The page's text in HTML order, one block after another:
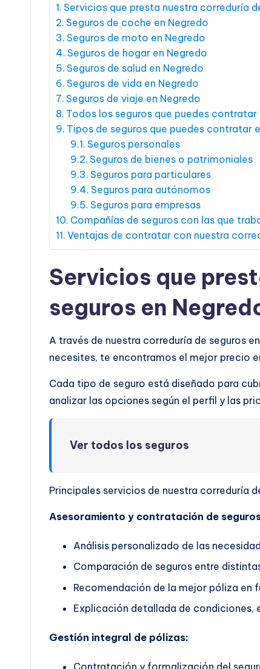
Servicios que presta nuestra correduría
Seguros de coche en Negredo
Seguros de moto en Negredo
Seguros de hogar en Negredo
Seguros de salud en Negredo
Seguros de vida en Negredo
Seguros de viaje en Negredo
Todos los seguros que puedes contratar
Tipos de seguros que puedes contratar
Seguros personales
Seguros de bienes o patrimoniales
Seguros para particulares
Seguros para autónomos
Seguros para empresas
Compañías de seguros con las que
Ventajas de contratar con nuestra
Servicios que
seguros en
A través de nuestra correduría de seguros
necesites, te encontramos el mejor precio
Cada tipo de seguro está diseñado para
analizar las opciones según el perfil y las
Ver todos los seguros
Principales servicios de nuestra correduría
Asesoramiento y contratación de
Análisis personalizado de las
Comparación de seguros entre
Recomendación de la mejor póliza en
Explicación detallada de condiciones,
Gestión integral de pólizas: